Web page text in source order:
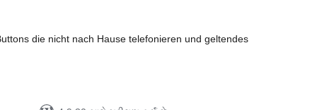
die nicht nach Hause telefonieren und geltendes